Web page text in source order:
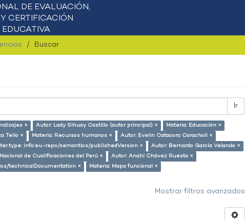
Buscar
Ir
× Autor: Lady Sihuay Castillo (autor principal) ×
Materia: Educación ×
Tello × Materia: Recursos humanos ×
Autor: Evelin Catacora Caracholi ×
info:eu-repo/semantics/publishedVersion ×
Autor: Bernardo García Velando ×
de Cualificaciones del Perú ×
Autor: Anahí Chávez Ruesta ×
technicalDocumentation ×
Materia: Mapa funcional ×
Mostrar filtros avanzados